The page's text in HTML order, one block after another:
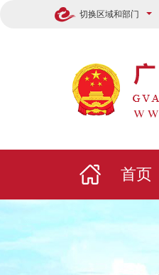
切换区域和部门
首页